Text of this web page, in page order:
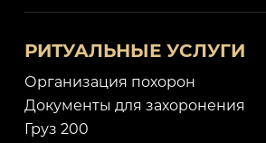
РИТУАЛЬНЫЕ УСЛУГИ
Организация похорон
Документы для захоронения
Груз 200